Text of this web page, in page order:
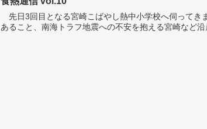
先日3回目となる宮崎こばやし熱中小学校へ伺ってき